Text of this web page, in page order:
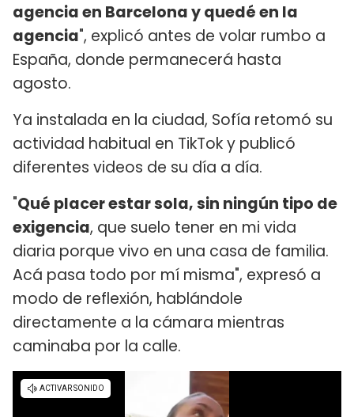
agencia en Barcelona y quedé en la
agencia", explicó antes de volar rumbo a
España, donde permanecerá hasta
agosto.
Ya instalada en la ciudad, Sofía retomó su
actividad habitual en TikTok y publicó
diferentes videos de su día a día.
"Qué placer estar sola, sin ningún tipo de
exigencia, que suelo tener en mi vida
diaria porque vivo en una casa de familia.
Acá pasa todo por mí misma", expresó a
modo de reflexión, hablándole
directamente a la cámara mientras
caminaba por la calle.